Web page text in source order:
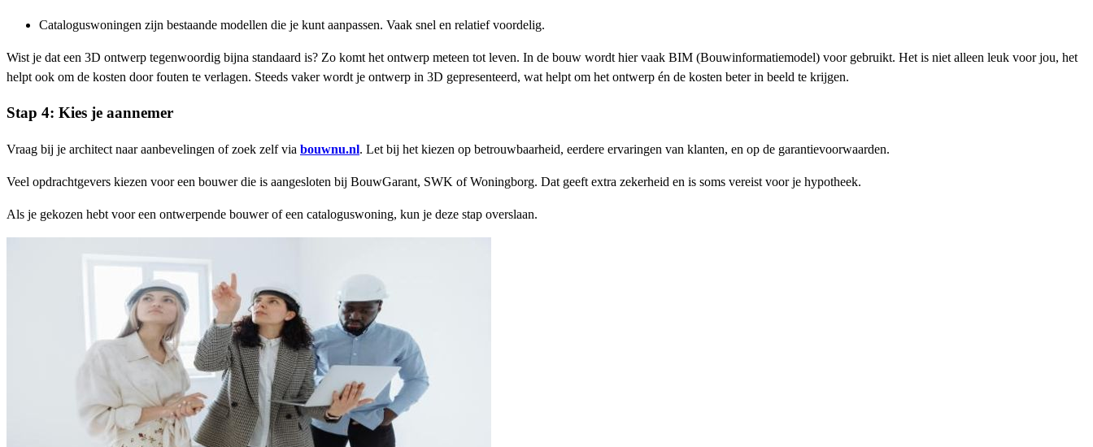
Cataloguswoningen zijn bestaande modellen die je kunt aanpassen. Vaak snel en relatief voordelig.
Wist je dat een 3D ontwerp tegenwoordig bijna standaard is? Zo komt het ontwerp meteen tot leven. In de bouw wordt hier vaak BIM (Bouwinformatiemodel) voor gebruikt. Het is niet alleen leuk voor jou, het
helpt ook om de kosten door fouten te verlagen. Steeds vaker wordt je ontwerp in 3D gepresenteerd, wat helpt om het ontwerp én de kosten beter in beeld te krijgen.
Stap 4: Kies je aannemer
Vraag bij je architect naar aanbevelingen of zoek zelf via bouwnu.nl. Let bij het kiezen op betrouwbaarheid, eerdere ervaringen van klanten, en op de garantievoorwaarden.
Veel opdrachtgevers kiezen voor een bouwer die is aangesloten bij BouwGarant, SWK of Woningborg. Dat geeft extra zekerheid en is soms vereist voor je hypotheek.
Als je gekozen hebt voor een ontwerpende bouwer of een cataloguswoning, kun je deze stap overslaan.